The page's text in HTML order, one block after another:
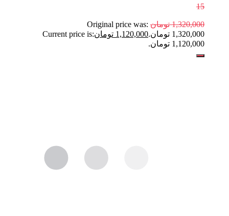
15
1,320,000 تومان Original price was:
1,320,000 تومان.
1,120,000 تومانCurrent price is:
1,120,000 تومان.